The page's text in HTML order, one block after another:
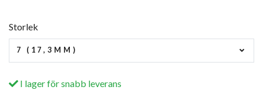
Storlek
7 (17,3MM)
I lager för snabb leverans